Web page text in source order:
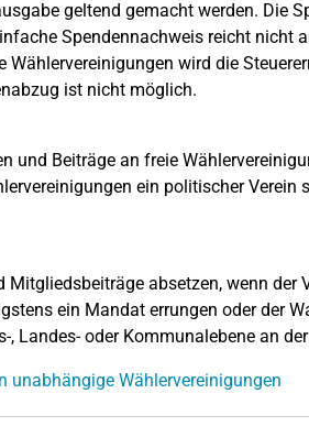
geltend gemacht werden. Die
Spendennachweis reicht nicht
Wählervereinigungen wird die
ist nicht möglich.
und Beiträge an freie
ein politischer Verein
Mitgliedsbeiträge absetzen, wenn der
ein Mandat errungen oder der
, Landes- oder Kommunalebene an
unabhängige Wählervereinigungen